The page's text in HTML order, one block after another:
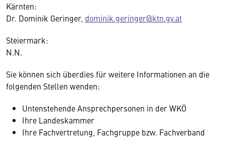
Kärnten:
Dr. Dominik Geringer, dominik.geringer@ktn.gv.at
Steiermark:
N.N.
Sie können sich überdies für weitere Informationen an die
folgenden Stellen wenden:
Untenstehende Ansprechpersonen in der WKÖ
Ihre Landeskammer
Ihre Fachvertretung, Fachgruppe bzw. Fachverband